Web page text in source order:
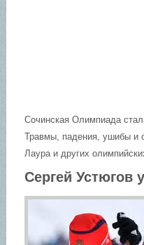
Сочинская Олимпиада
Травмы, падения, ушибы и
Лаура и других
Сергей Устюгов